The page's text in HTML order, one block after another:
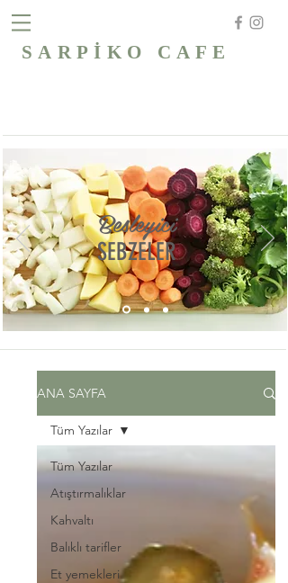
SARPİKO CAFE
SEBZELER
Besleyici
ANA SAYFA
Tüm Yazılar
Atıştırmalıklar
Kahvaltı
Balıklı tarifler
Et yemekleri
Tüm Yazılar